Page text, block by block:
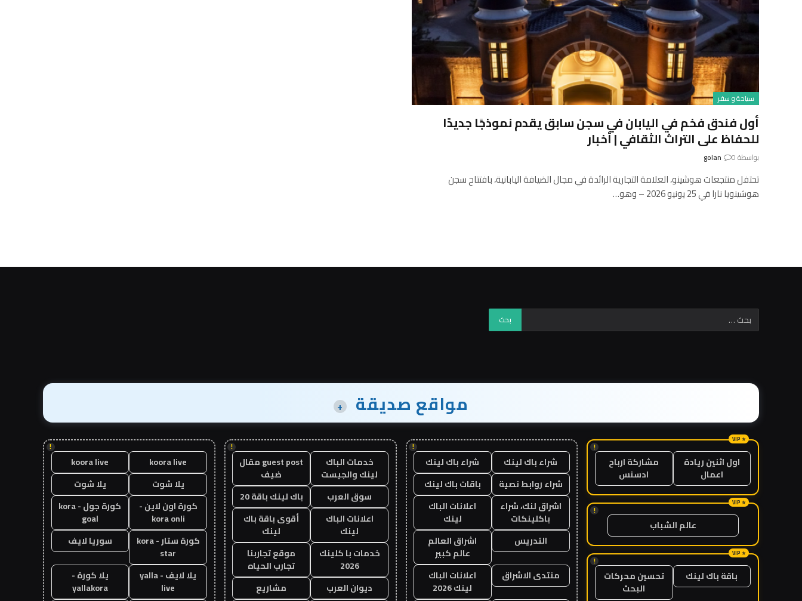
سياحة و سفر
أول فندق فخم في اليابان في سجن سابق يقدم نموذجًا جديدًا
للحفاظ على التراث الثقافي | أخبار
بواسطة golan 0
تحتفل منتجعات هوشينو، العلامة التجارية الرائدة في مجال الضيافة اليابانية، بافتتاح سجن
هوشينويا نارا في 25 يونيو 2026 – وهو…
مواقع صديقة +
!
اول اثنين ريادة
اعمال
مشاركة ارباح
ادسنس
!
عالم الشباب
!
باقة باك لينك
تحسين محركات
البحث
!
شراء باك لينك
شراء باك لينك
شراء روابط نصية
باقات باك لينك
اشراق لنك، شراء
باكلينكات
اعلانات الباك
لينك
التدريس
اشراق العالم
عالم كبير
منتدى الاشراق
اعلانات الباك
لينك 2026
!
خدمات الباك
لينك والجيست
guest post مقال
ضيف
سوق العرب
باك لينك باقة 20
اعلانات الباك
لينك
أقوى باقة باك
لينك
خدمات با كلينك
2026
موقع تجاربنا
تجارب الحياه
ديوان العرب
مشاريع
!
koora live
koora live
يلا شوت
يلا شوت
كورة اون لاين -
kora onli
كورة جول - kora
goal
كورة ستار - kora
star
سوريا لايف
يلا لايف - yalla
live
يلا كورة -
yallakora